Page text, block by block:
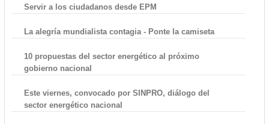
Servir a los ciudadanos desde EPM
La alegría mundialista contagia - Ponte la camiseta
10 propuestas del sector energético al próximo
gobierno nacional
Este viernes, convocado por SINPRO, diálogo del
sector energético nacional